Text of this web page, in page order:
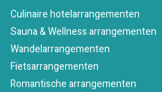
Culinaire hotelarrangementen
Sauna & Wellness arrangementen
Wandelarrangementen
Fietsarrangementen
Romantische arrangementen